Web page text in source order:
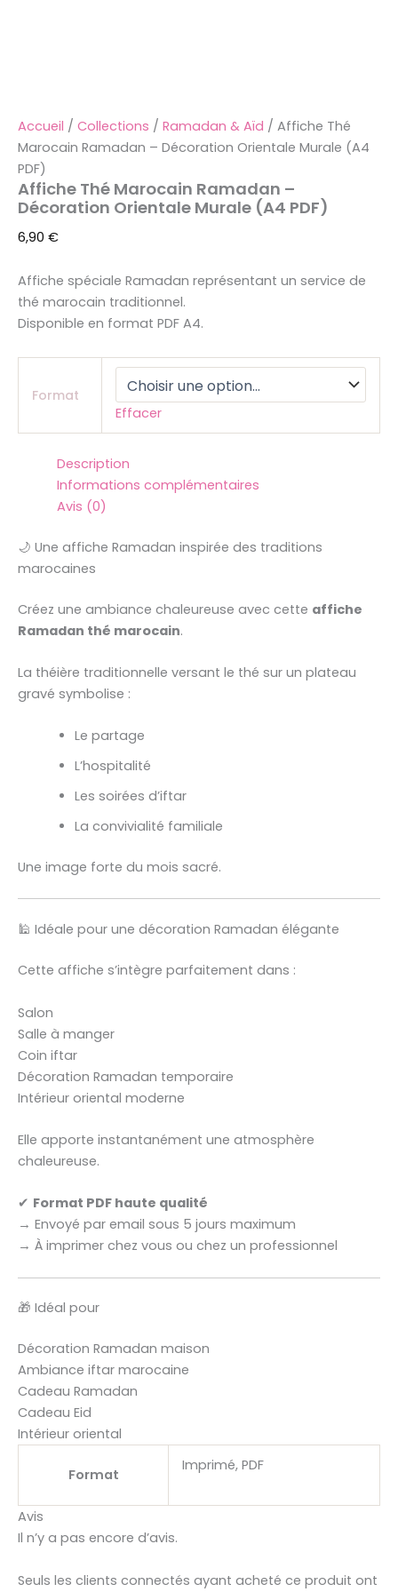
Accueil / Collections / Ramadan & Aïd / Affiche Thé
Marocain Ramadan – Décoration Orientale Murale (A4
PDF)
Affiche Thé Marocain Ramadan –
Décoration Orientale Murale (A4 PDF)
6,90 €
Affiche spéciale Ramadan représentant un service de
thé marocain traditionnel.
Disponible en format PDF A4.
Format
Effacer
Description
Informations complémentaires
Avis (0)
🌙 Une affiche Ramadan inspirée des traditions
marocaines
Créez une ambiance chaleureuse avec cette affiche
Ramadan thé marocain.
La théière traditionnelle versant le thé sur un plateau
gravé symbolise :
Le partage
L’hospitalité
Les soirées d’iftar
La convivialité familiale
Une image forte du mois sacré.
🕌 Idéale pour une décoration Ramadan élégante
Cette affiche s’intègre parfaitement dans :
Salon
Salle à manger
Coin iftar
Décoration Ramadan temporaire
Intérieur oriental moderne
Elle apporte instantanément une atmosphère
chaleureuse.
✔ Format PDF haute qualité
→ Envoyé par email sous 5 jours maximum
→ À imprimer chez vous ou chez un professionnel
🎁 Idéal pour
Décoration Ramadan maison
Ambiance iftar marocaine
Cadeau Ramadan
Cadeau Eid
Intérieur oriental
Format
Imprimé, PDF
Avis
Il n’y a pas encore d’avis.
Seuls les clients connectés ayant acheté ce produit ont